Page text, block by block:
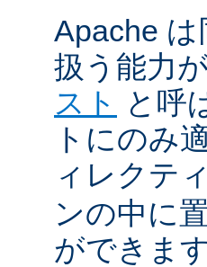
Apache
扱う能力
スト
と呼
トにのみ
ィレクテ
ンの中に
ができます